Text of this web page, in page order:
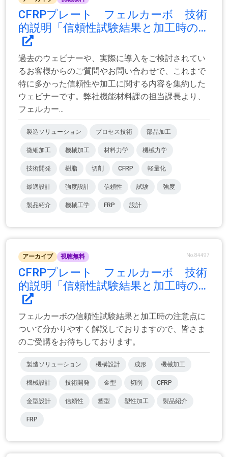
CFRPプレート フェルカーボ 技術
的説明「信頼性試験結果と加工時の...
過去のウェビナーや、実際に導入をご検討されてい
るお客様からのご質問やお問い合わせで、これまで
特に多かった信頼性や加工に関する内容を集約した
ウェビナーです。弊社機能材料課の担当課長より、
フェルカー...
製造ソリューション プロセス技術 部品加工
微細加工 機械加工 材料力学 機械力学
技術開発 樹脂 切削 CFRP 軽量化
最適設計 強度設計 信頼性 試験 強度
製品紹介 機械工学 FRP 設計
アーカイブ 視聴無料 No.84497
CFRPプレート フェルカーボ 技術
的説明「信頼性試験結果と加工時の...
フェルカーボの信頼性試験結果と加工時の注意点に
ついて分かりやすく解説しておりますので、皆さま
のご受講をお待ちしております。
製造ソリューション 機構設計 成形 機械加工
機械設計 技術開発 金型 切削 CFRP
金型設計 信頼性 塑型 塑性加工 製品紹介
FRP